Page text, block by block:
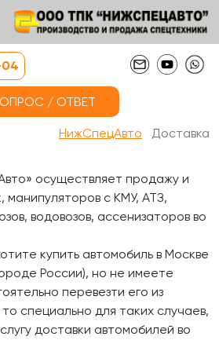
/ ОТВЕТ
НижСпецАвто
Доставка
осуществляет продажу и
манипуляторов с КМУ, АТЗ,
водовозов, ассенизаторов во
купить автомобиль в Москве
России), но не имеете
перевезти его из
специально для таких случаев,
доставки автомобилей во